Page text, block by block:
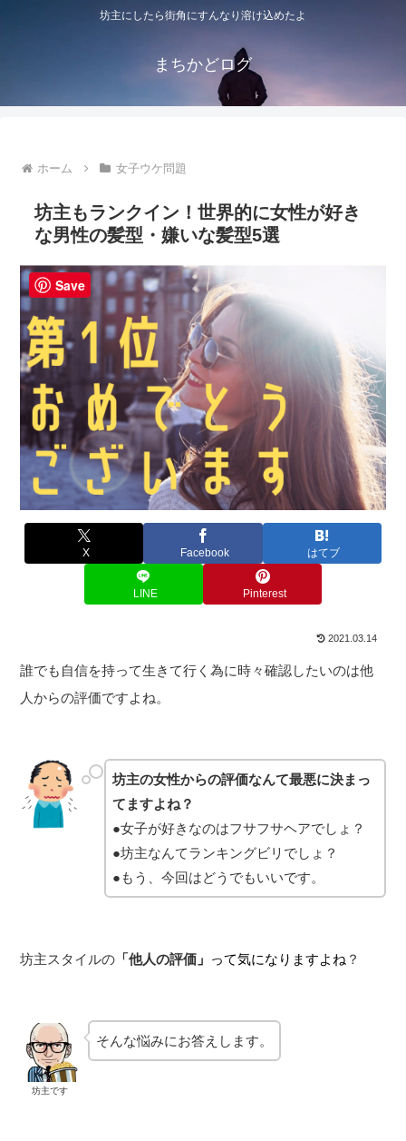
坊主にしたら街角にすんなり溶け込めたよ
まちかどログ
ホーム 女子ウケ問題
坊主もランクイン！世界的に女性が好き
な男性の髪型・嫌いな髪型5選
X Facebook はてブ
LINE Pinterest
2021.03.14
誰でも自信を持って生きて行く為に時々確認したいのは他
人からの評価ですよね。
坊主の女性からの評価なんて最悪に決まっ
てますよね？
●女子が好きなのはフサフサヘアでしょ？
●坊主なんてランキングビリでしょ？
●もう、今回はどうでもいいです。
坊主スタイルの 「他人の評価 」 って気になりますよね ？
坊主です
そんな悩みにお答えします。
Save